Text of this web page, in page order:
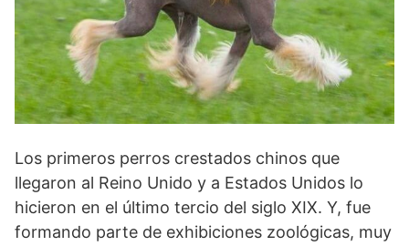
Los primeros perros crestados chinos que
llegaron al Reino Unido y a Estados Unidos lo
hicieron en el último tercio del siglo XIX. Y, fue
formando parte de exhibiciones zoológicas, muy